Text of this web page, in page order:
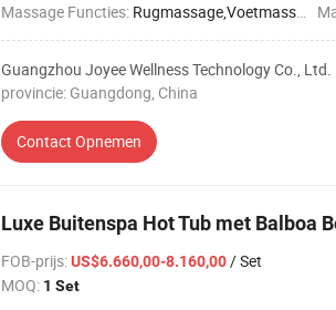
Massage Functies: Rugmassage,Voetmassage,Volledige lichaamsmassage,Heupmassage,Beenmassage
Guangzhou Joyee Wellness Technology Co., Ltd.
provincie: Guangdong, China
Contact Opnemen
Luxe Buitenspa Hot Tub met Balboa
FOB-prijs:US$6.660,00-8.160,00/ Set
MOQ: 1 Set